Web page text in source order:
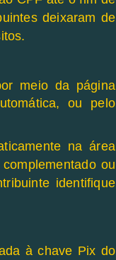
deixaram de
meio da página
ou pelo
na área
ou
identifique
à chave Pix do